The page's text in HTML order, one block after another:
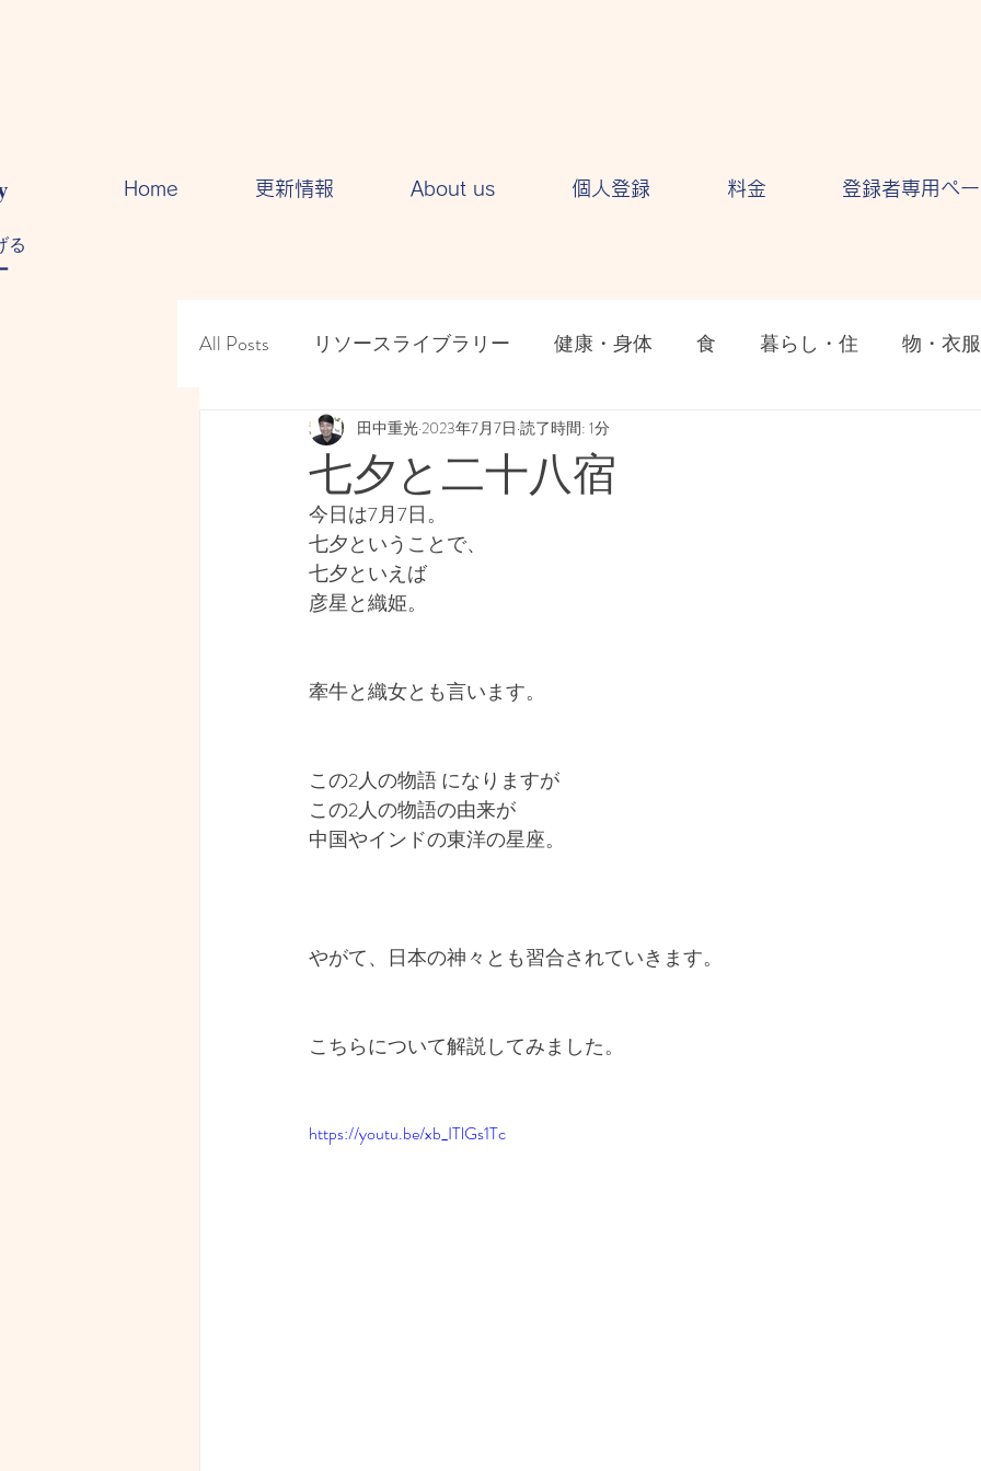
る​
Home 更新情報 About us 個人登録 料金 登録者専用ペ
All Posts リソースライブラリー 健康・身体 食 暮らし・住 物・衣
人間関係・・コミュニケーション 気持ち・感情
経済・マネーリテラシー
見えない世界 写真
七夕と二十八宿
田中重光 2023年7月7日 読了時間: 1分
今日は7月7日。
七夕ということで、
七夕といえば
彦星と織姫。
牽牛と織女とも言います。
この2人の物語 になりますが
この2人の物語の由来が
中国やインドの東洋の星座。
やがて、日本の神々とも習合されていきます。
こちらについて解説してみました。
https://youtu.be/xb_ITlGs1Tc